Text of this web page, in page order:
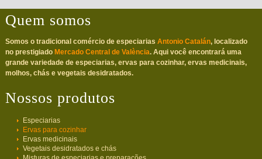
Quem somos
Somos o tradicional comércio de especiarias Antonio Catalán, localizado
no prestigiado Mercado Central de València. Aqui você encontrará uma
grande variedade de especiarias, ervas para cozinhar, ervas medicinais,
molhos, chás e vegetais desidratados.
Nossos produtos
Especiarias
Ervas para cozinhar
Ervas medicinais
Vegetais desidratados e chás